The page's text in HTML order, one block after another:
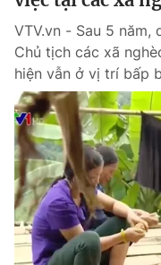
VTV.vn - Sau 5
Chủ tịch các xã
hiện vẫn ở vị trí bấp